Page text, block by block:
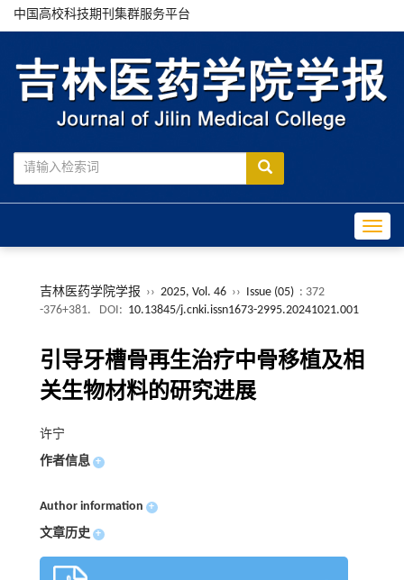
中国高校科技期刊集群服务平台
吉林医药学院学报 ›› 2025, Vol. 46 ›› Issue (05) : 372
-376+381.
DOI: 10.13845/j.cnki.issn1673-2995.20241021.001
引导牙槽骨再生治疗中骨移植及相
关生物材料的研究进展
许宁
作者信息 +
Author information +
文章历史 +